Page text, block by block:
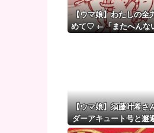
無神経な人あるある
【悲報】Googleのエン
【ウマ娘】（審議）無
【ウマ娘】覚醒Lv6、7
【ウマ娘】わたしの全
めて♡ ←「またへんな
【ウマ娘】須藤叶希さ
ダーアキュート号と邂
ツーショットだ